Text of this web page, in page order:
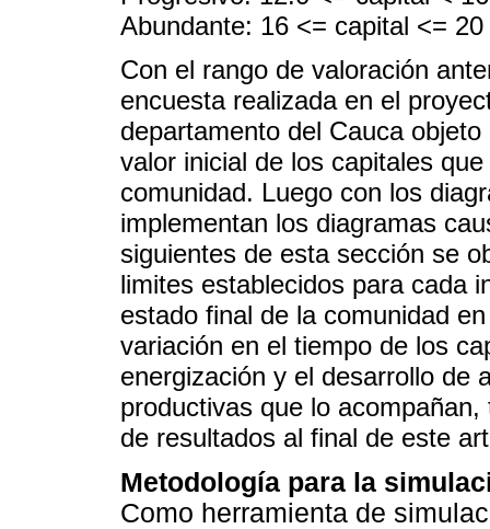
Abundante: 16 <= capital <= 20
Con el rango de valoración
encuesta realizada en el
departamento del Cauca
valor inicial de los capitales
comunidad. Luego con los
implementan los diagramas
siguientes de esta sección se
limites establecidos para cada
estado final de la comunidad
variación en el tiempo de los
energización y el desarrollo de
productivas que lo
de resultados al final de este
Metodología para la
Como herramienta de